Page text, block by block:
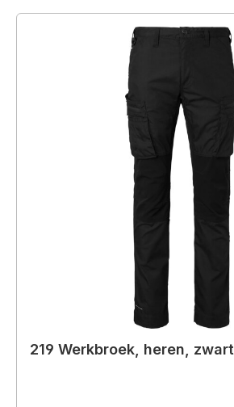
219 Werkbroek, heren, zwart